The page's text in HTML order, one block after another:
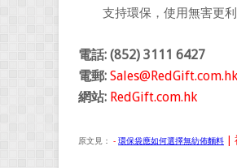
支持環保，使用無害更利
電話: (852) 3111 6427
電郵: Sales@RedGift.com.hk
網站: RedGift.com.hk
原文見： - 環保袋應如何選擇無紡佈麵料 |